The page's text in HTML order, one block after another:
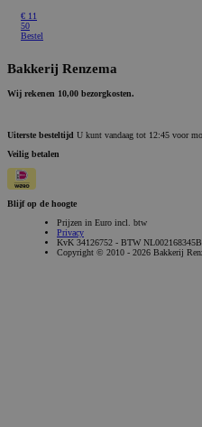
€ 11
50
Bestel
Bakkerij Renzema
Wij rekenen 10,00 bezorgkosten.
Uiterste besteltijd U kunt vandaag tot 12:45 voor
Veilig betalen
Blijf op de hoogte
Prijzen in Euro incl. btw
Privacy
KvK 34126752 - BTW
Copyright © 2010 - 2026 Bakkerij